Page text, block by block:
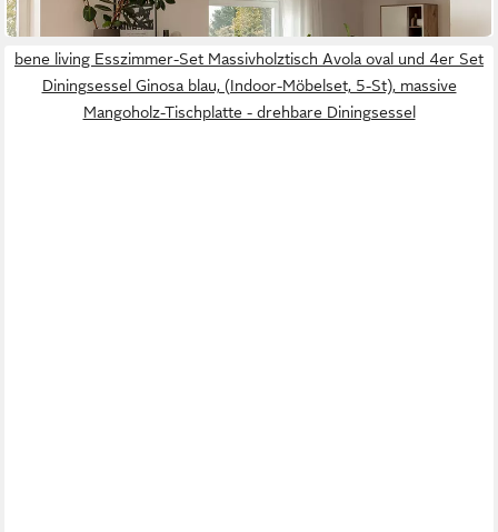
lieferbar in 7 Wochen
bene living Esszimmer-Set Massivholztisch Avola oval und 4er Set
Diningsessel Ginosa blau, (Indoor-Möbelset, 5-St), massive
Mangoholz-Tischplatte - drehbare Diningsessel